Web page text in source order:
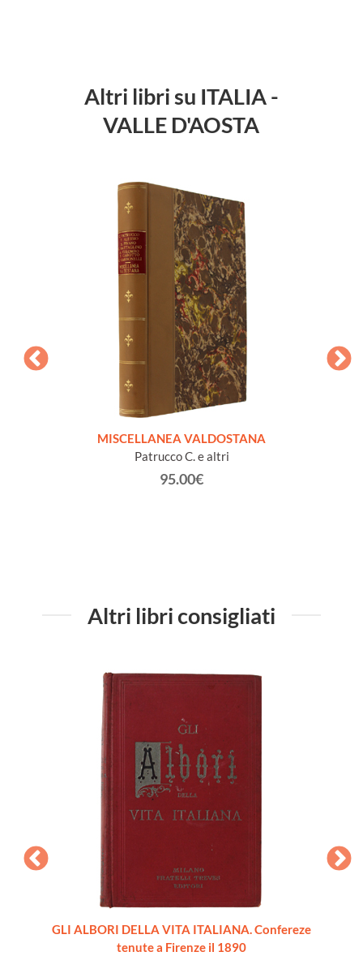
Altri libri su ITALIA -
VALLE D'AOSTA
MISCELLANEA VALDOSTANA
Patrucco C. e altri
95.00€
Altri libri consigliati
GLI ALBORI DELLA VITA ITALIANA. Confereze
tenute a Firenze il 1890